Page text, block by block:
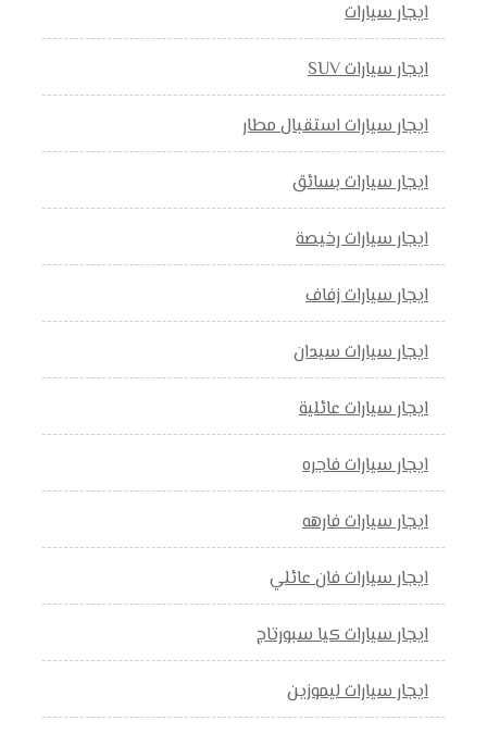
ايجار سيارات
ايجار سيارات SUV
ايجار سيارات استقبال مطار
ايجار سيارات بسائق
ايجار سيارات رخيصة
ايجار سيارات زفاف
ايجار سيارات سيدان
ايجار سيارات عائلية
ايجار سيارات فاجره
ايجار سيارات فارهه
ايجار سيارات فان عائلي
ايجار سيارات كيا سبورتاج
ايجار سيارات ليموزين